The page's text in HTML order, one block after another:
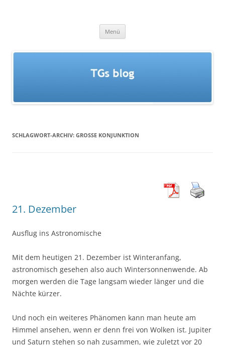
Menü
SCHLAGWORT-ARCHIV: GROSSE KONJUNKTION
21. Dezember
Ausflug ins Astronomische
Mit dem heutigen 21. Dezember ist Winteranfang,
astronomisch gesehen also auch Wintersonnenwende. Ab
morgen werden die Tage langsam wieder länger und die
Nächte kürzer.
Und noch ein weiteres Phänomen kann man heute am
Himmel ansehen, wenn er denn frei von Wolken ist. Jupiter
und Saturn stehen so nah zusammen, wie zuletzt vor 20